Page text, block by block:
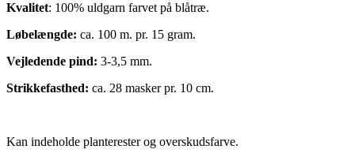
Kvalitet: 100% uldgarn farvet på blåtræ.
Løbelængde: ca. 100 m. pr. 15 gram.
Vejledende pind: 3-3,5 mm.
Strikkefasthed: ca. 28 masker pr. 10 cm.
Kan indeholde planterester og overskudsfarve.